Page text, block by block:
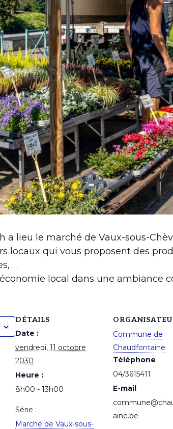
a lieu le marché de Vaux-sous-
locaux qui vous proposent des
…
local dans une ambiance
DÉTAILS
Date :
vendredi, 11 octobre
2030
Heure :
8h00 - 13h00
Série :
Marché de Vaux-sous-
Commune de
Chaudfontaine
Téléphone
04/3615411
E-mail
aine.be